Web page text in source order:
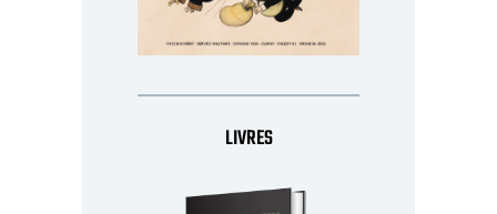
LIVRES